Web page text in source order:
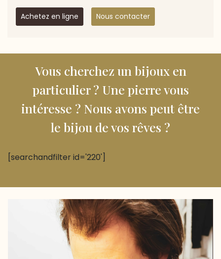
Achetez en ligne Nous contacter
Vous cherchez un bijoux en
particulier ? Une pierre vous
intéresse ? Nous avons peut être
le bijou de vos rêves ?
[searchandfilter id='220']